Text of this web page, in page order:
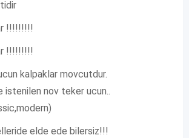
!!!!!!!!!
!!!!!!!!!
kalpaklar movcutdur.
istenilen nov teker ucun..
elde ede bilersiz!!!